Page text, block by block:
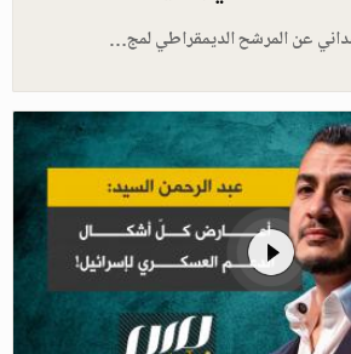
عن المرشح الديمقراطي لمج…